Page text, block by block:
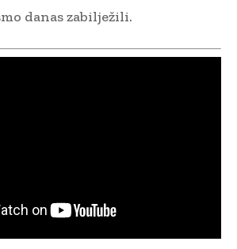
danas zabilježili.